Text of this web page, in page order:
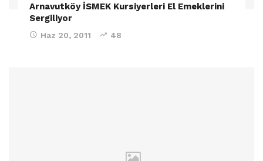
Arnavutköy İSMEK Kursiyerleri El Emeklerini
Sergiliyor
Haz 20, 2011 48